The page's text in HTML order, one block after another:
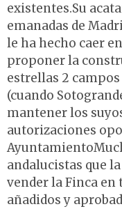
existentes.Su
emanadas de
le ha hecho caer
proponer la
estrellas 2
(cuando
mantener los
autorizaciones
andalucistas que
vender la Finca en
añadidos y